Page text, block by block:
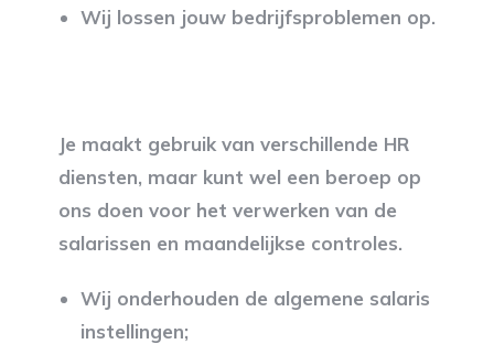
Wij lossen jouw bedrijfsproblemen op.
Je maakt gebruik van verschillende HR
diensten, maar kunt wel een beroep op
ons doen voor het verwerken van de
salarissen en maandelijkse controles.
Wij onderhouden de algemene salaris
instellingen;